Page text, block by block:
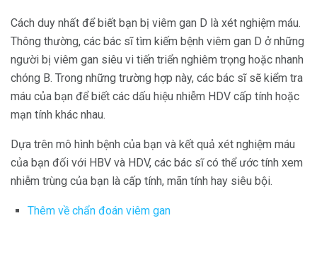
Cách duy nhất để biết bạn bị viêm gan D là xét nghiệm máu.
Thông thường, các bác sĩ tìm kiếm bệnh viêm gan D ở những
người bị viêm gan siêu vi tiến triển nghiêm trọng hoặc nhanh
chóng B. Trong những trường hợp này, các bác sĩ sẽ kiểm tra
máu của bạn để biết các dấu hiệu nhiễm HDV cấp tính hoặc
mạn tính khác nhau.
Dựa trên mô hình bệnh của bạn và kết quả xét nghiệm máu
của bạn đối với HBV và HDV, các bác sĩ có thể ước tính xem
nhiễm trùng của bạn là cấp tính, mãn tính hay siêu bội.
Thêm về chẩn đoán viêm gan